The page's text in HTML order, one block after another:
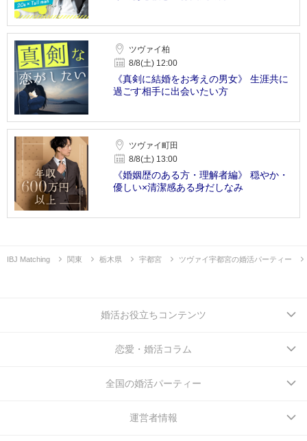
ツヴァイ柏
8/8(土) 12:00
《真剣に結婚をお考えの男女》 生涯共に
過ごす相手に出会いたい方
ツヴァイ町田
8/8(土) 13:00
《婚姻歴のある方・理解者編》 穏やか・
優しい×清潔感ある身だしなみ
IBJ Matching 関東 栃木県 宇都宮 ツヴァイ宇都宮の婚活パーティー
婚活お役立ちコンテンツ
恋愛・婚活コラム
全国の婚活パーティー
運営者情報